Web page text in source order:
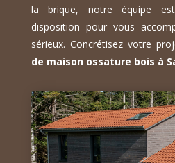
la brique, notre équipe
disposition pour vous
sérieux. Concrétisez votre
de maison ossature bois à